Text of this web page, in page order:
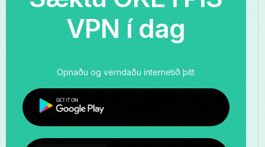
VPN í dag
Opnaðu og verndaðu internetið þitt